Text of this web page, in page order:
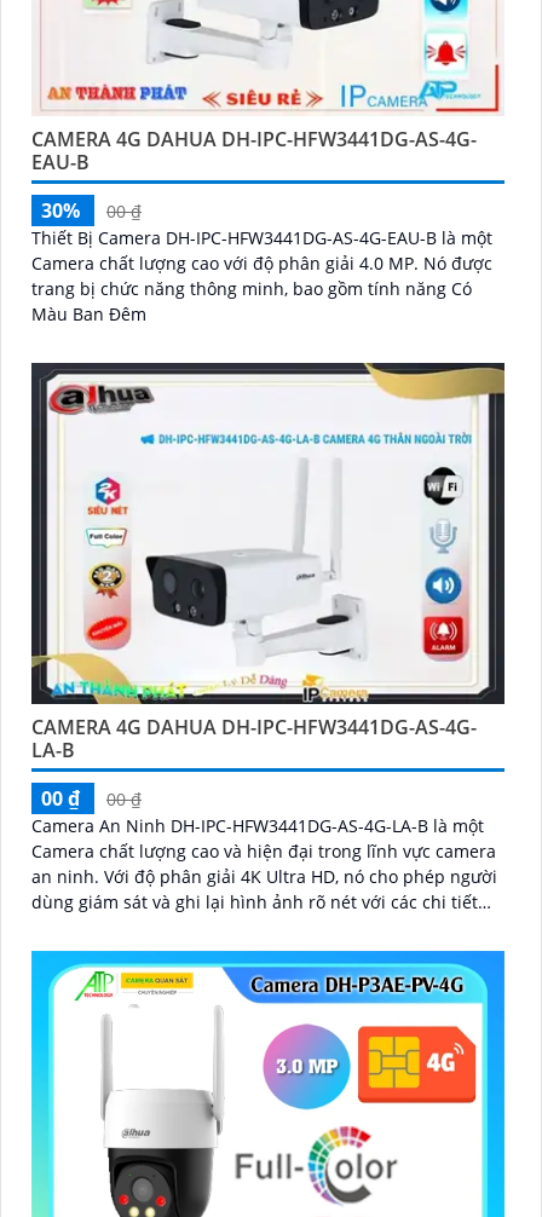
CAMERA 4G DAHUA DH-IPC-HFW3441DG-AS-4G-
EAU-B
30%
00 ₫
Thiết Bị Camera DH-IPC-HFW3441DG-AS-4G-EAU-B là một
Camera chất lượng cao với độ phân giải 4.0 MP. Nó được
trang bị chức năng thông minh, bao gồm tính năng Có
Màu Ban Đêm
CAMERA 4G DAHUA DH-IPC-HFW3441DG-AS-4G-
LA-B
00 ₫
00 ₫
Camera An Ninh DH-IPC-HFW3441DG-AS-4G-LA-B là một
Camera chất lượng cao và hiện đại trong lĩnh vực camera
an ninh. Với độ phân giải 4K Ultra HD, nó cho phép người
dùng giám sát và ghi lại hình ảnh rõ nét với các chi tiết